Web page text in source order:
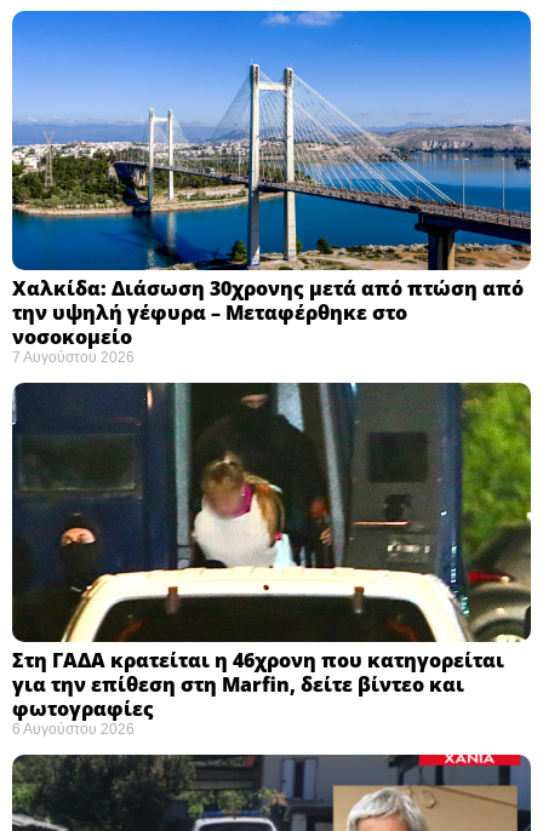
Χαλκίδα: Διάσωση 30χρονης μετά από πτώση από
την υψηλή γέφυρα – Μεταφέρθηκε στο
νοσοκομείο ​
7 Αυγούστου 2026
Στη ΓΑΔΑ κρατείται η 46χρονη που κατηγορείται
για την επίθεση στη Marfin, δείτε βίντεο και
φωτογραφίες
6 Αυγούστου 2026